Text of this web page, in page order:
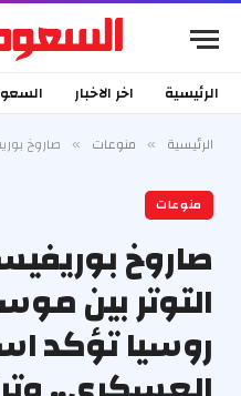
الرئيسية اخر الاخبار
الرئيسية » منوعات » صاروخ بوريفيستنيك يشعل
منوعات
صاروخ
التوتر بين
روسيا تؤكد